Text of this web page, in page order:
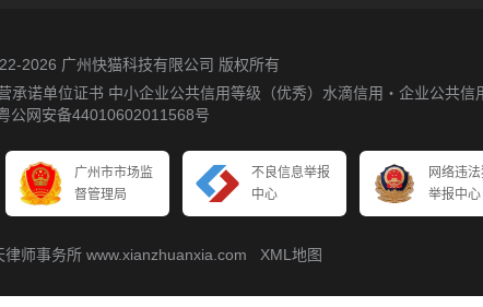
2026 广州快猫科技有限公司 版权所有
承诺单位证书中小企业公共信用等级（优秀） 水滴信用・企业公共信
公网安备44010602011568号
广州市市场监
督管理局
不良信息举报
中心
网络违
举报中心
师事务所 www.xianzhuanxia.com XML地图